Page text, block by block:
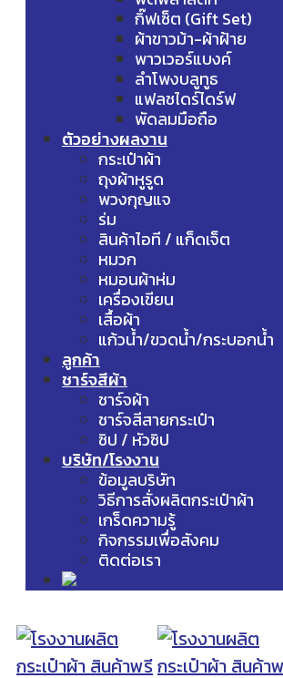
กิ๊ฟเซ็ต (Gift Set)
ผ้าขาวม้า-ผ้าฝ้าย
พาวเวอร์แบงค์
ลำโพงบลูทูธ
แฟลชไดร์ไดร์ฟ
พัดลมมือถือ
ตัวอย่างผลงาน
กระเป๋าผ้า
ถุงผ้าหูรูด
พวงกุญแจ
ร่ม
สินค้าไอที / แก็ดเจ็ต
หมวก
หมอนผ้าห่ม
เครื่องเขียน
เสื้อผ้า
แก้วน้ำ/ขวดน้ำ/กระบอกน้ำ
ลูกค้า
ชาร์จสีผ้า
ชาร์จผ้า
ชาร์จสีสายกระเป๋า
ซิป / หัวซิป
บริษัท/โรงงาน
ข้อมูลบริษัท
วิธีการสั่งผลิตกระเป๋าผ้า
เกร็ดความรู้
กิจกรรมเพื่อสังคม
ติดต่อเรา